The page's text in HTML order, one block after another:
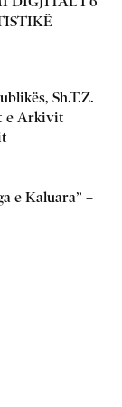
Sh.T.Z.
e Arkivit
e Kaluara” –